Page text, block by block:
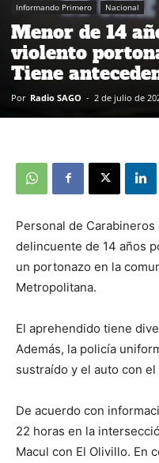
Informando Primero Nacional
Menor de 14
violento
Tiene
Por Radio SAGO - 2 de julio de
Personal de
delincuente de 14 años
un portonazo en la
Metropolitana.
El aprehendido tiene
Además, la policía
sustraído y el auto con
De acuerdo con
22 horas en la
Macul con El Olivillo. En